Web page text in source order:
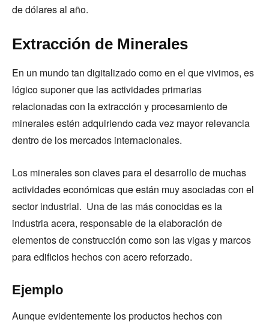
de dólares al año.
Extracción de Minerales
En un mundo tan digitalizado como en el que vivimos, es
lógico suponer que las actividades primarias
relacionadas con la extracción y procesamiento de
minerales estén adquiriendo cada vez mayor relevancia
dentro de los mercados internacionales.
Los minerales son claves para el desarrollo de muchas
actividades económicas que están muy asociadas con el
sector industrial. Una de las más conocidas es la
industria acera, responsable de la elaboración de
elementos de construcción como son las vigas y marcos
para edificios hechos con acero reforzado.
Ejemplo
Aunque evidentemente los productos hechos con